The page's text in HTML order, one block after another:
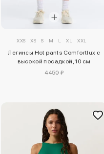
XXS XS S M L XL XXL
Легинсы Hot pants Comfortlux с
высокой посадкой, 10 см
4450 ₽